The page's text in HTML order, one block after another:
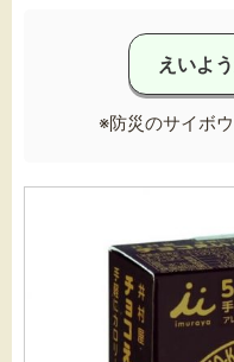
えいよ
※防災のサイボ